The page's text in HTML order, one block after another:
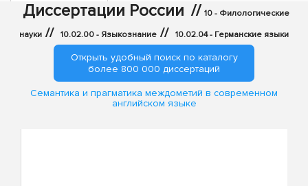
Диссертации России // 10 - Филологические
науки // 10.02.00 - Языкознание // 10.02.04 - Германские языки
Открыть удобный поиск по каталогу
более 800 000 диссертаций
Семантика и прагматика междометий в современном
английском языке